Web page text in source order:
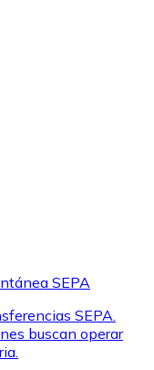
SEPA
SEPA.
buscan operar